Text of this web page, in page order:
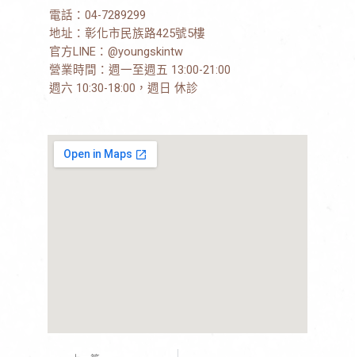
電話： 04-7289299
地址： 彰化市民族路425號5樓
官方LINE： @youngskintw
營業時間：週一至週五 13:00-21:00
週六 10:30-18:00，週日 休診